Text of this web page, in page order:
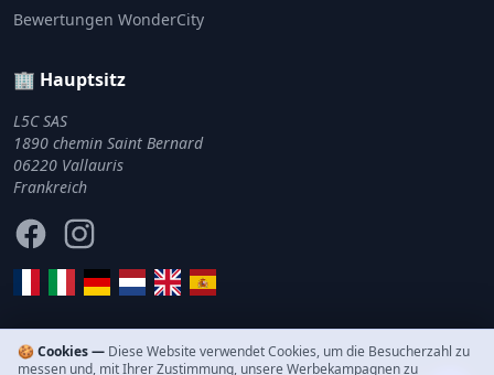
Bewertungen WonderCity
🏢 Hauptsitz
L5C SAS
1890 chemin Saint Bernard
06220 Vallauris
Frankreich
FacebookInstagram
🍪 Cookies — Diese Website verwendet Cookies, um die Besucherzahl zu
messen und, mit Ihrer Zustimmung, unsere Werbekampagnen zu